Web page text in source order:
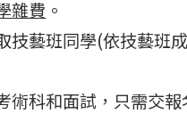
雜費 。
技藝班同學(依技藝班
術科和面試，只需交